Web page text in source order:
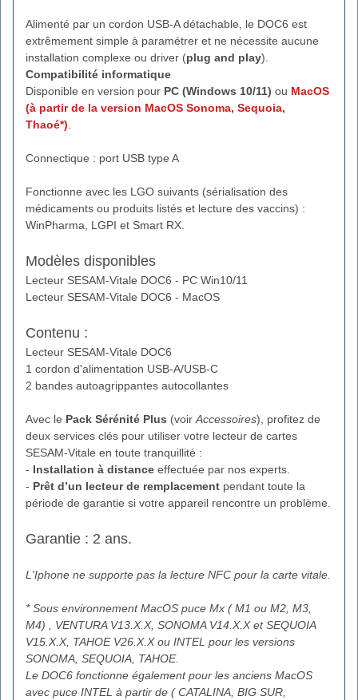
Alimenté par un cordon USB-A détachable, le DOC6 est
extrêmement simple à paramétrer et ne nécessite aucune
installation complexe ou driver (plug and play).
Compatibilité informatique
Disponible en version pour PC (Windows 10/11) ou MacOS
(à partir de la version MacOS Sonoma, Sequoia,
Thaoé*)
Connectique : port USB type A
Fonctionne avec les LGO suivants (sérialisation des
médicaments ou produits listés et lecture des vaccins) :
WinPharma, LGPI et Smart RX.
Modèles disponibles
Lecteur SESAM-Vitale DOC6 - PC Win10/11
Lecteur SESAM-Vitale DOC6 - MacOS
Contenu :
Lecteur SESAM-Vitale DOC6
1 cordon d'alimentation USB-A/USB-C
2 bandes autoagrippantes autocollantes
Avec le Pack Sérénité Plus (voir Accessoires), profitez de
deux services clés pour utiliser votre lecteur de cartes
SESAM-Vitale en toute tranquillité :
- Installation à distance effectuée par nos experts.
- Prêt d’un lecteur de remplacement pendant toute la
période de garantie si votre appareil rencontre un problème.
Garantie : 2 ans.
L'Iphone ne supporte pas la lecture NFC pour la carte vitale.
* Sous environnement MacOS puce Mx ( M1 ou M2, M3,
M4) , VENTURA V13.X.X, SONOMA V14.X.X et SEQUOIA
V15.X.X, TAHOE V26.X.X ou INTEL pour les versions
SONOMA, SEQUOIA, TAHOE.
Le DOC6 fonctionne également pour les anciens MacOS
avec puce INTEL à partir de ( CATALINA, BIG SUR,